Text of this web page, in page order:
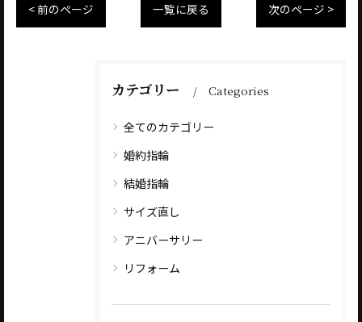
< 前のページ 一覧に戻る 次のページ >
カテゴリー Categories
全てのカテゴリー
婚約指輪
結婚指輪
サイズ直し
アニバーサリー
リフォーム